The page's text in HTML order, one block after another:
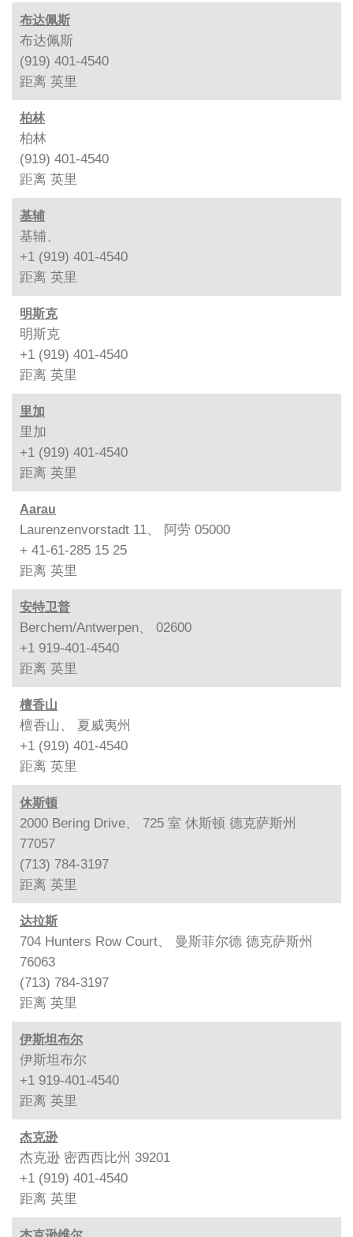
布达佩斯
布达佩斯
(919) 401-4540
距离 英里
柏林
柏林
(919) 401-4540
距离 英里
基辅
基辅、
+1 (919) 401-4540
距离 英里
明斯克
明斯克
+1 (919) 401-4540
距离 英里
里加
里加
+1 (919) 401-4540
距离 英里
Aarau
Laurenzenvorstadt 11、 阿劳 05000
+ 41-61-285 15 25
距离 英里
安特卫普
Berchem/Antwerpen、 02600
+1 919-401-4540
距离 英里
檀香山
檀香山、 夏威夷州
+1 (919) 401-4540
距离 英里
休斯顿
2000 Bering Drive、 725 室 休斯顿 德克萨斯州
77057
(713) 784-3197
距离 英里
达拉斯
704 Hunters Row Court、 曼斯菲尔德 德克萨斯州
76063
(713) 784-3197
距离 英里
伊斯坦布尔
伊斯坦布尔
+1 919-401-4540
距离 英里
杰克逊
杰克逊 密西西比州 39201
+1 (919) 401-4540
距离 英里